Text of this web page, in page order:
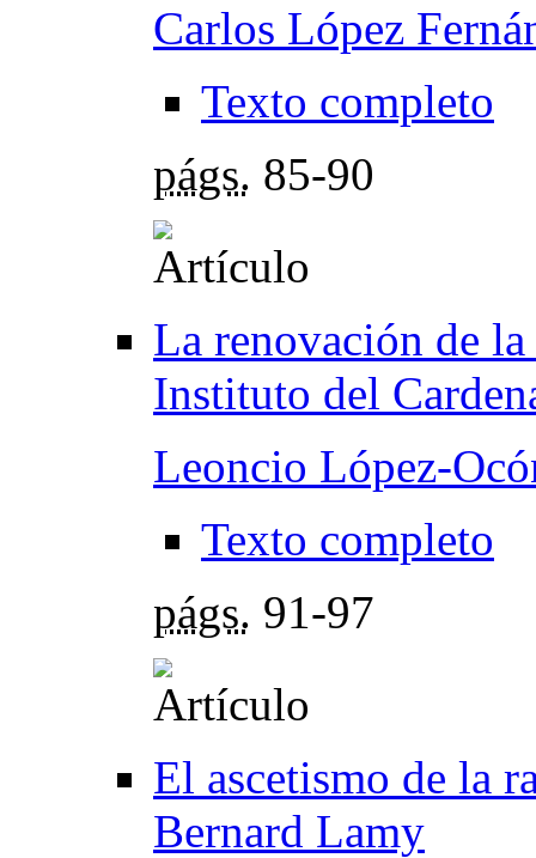
Carlos López
Texto completo
págs. 85-90
La renovación de la
Instituto del
Leoncio López-
Texto completo
págs. 91-97
El ascetismo de la
Bernard Lamy